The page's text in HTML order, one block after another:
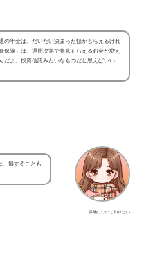
の年金は、だいたい決まった額がもらえるけれ
保険」は、運用次第で将来もらえるお金が増え
だよ。投資信託みたいなものだと思えばいい
保険について知りたい
、損することも